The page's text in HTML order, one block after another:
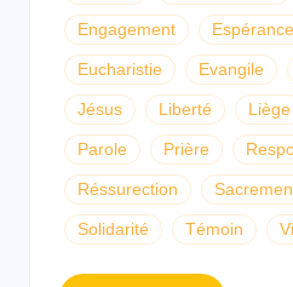
Engagement Espérance
Eucharistie Evangile
Jésus Liberté Liège
Parole Prière
Réssurection
Solidarité Témoin